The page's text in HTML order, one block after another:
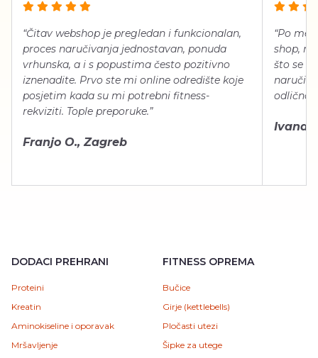
“Čitav webshop je pregledan i funkcionalan,
proces naručivanja jednostavan, ponuda
vrhunska, a i s popustima često pozitivno
iznenadite. Prvo ste mi online odredište koje
posjetim kada su mi potrebni fitness-
rekviziti. Tople preporuke.”
Franjo O., Zagreb
“Po
shop,
što se
naručiti,
odlično
Ivana
DODACI PREHRANI
Proteini
Kreatin
Aminokiseline i oporavak
Mršavljenje
FITNESS OPREMA
Bučice
Girje (kettlebells)
Pločasti utezi
Šipke za utege